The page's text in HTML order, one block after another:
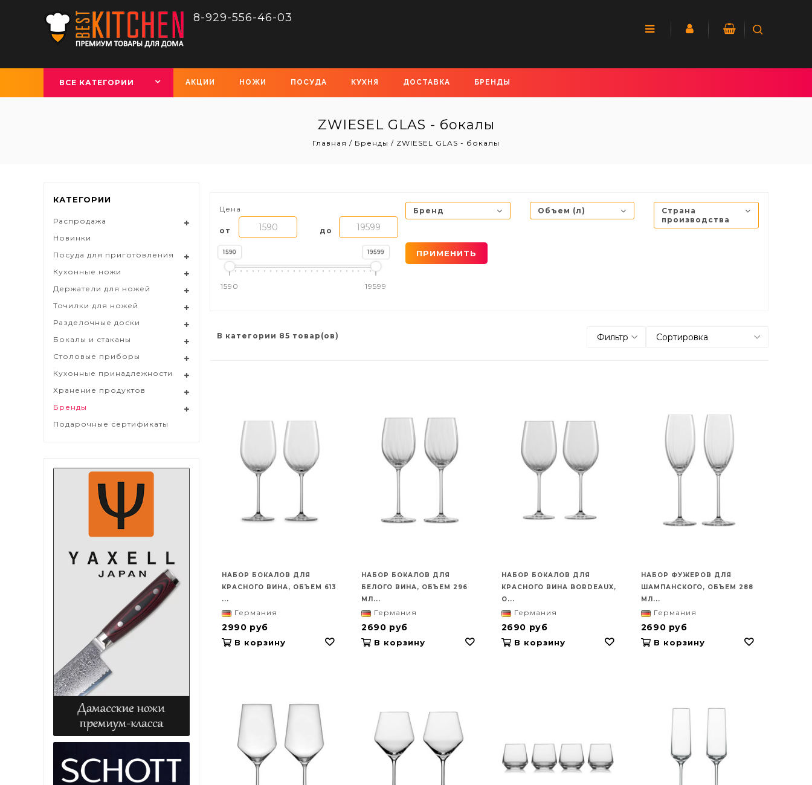
8-929-556-46-03
ВСЕ КАТЕГОРИИ АКЦИИ НОЖИ ПОСУДА КУХНЯ ДОСТАВКА БРЕНДЫ
ZWIESEL GLAS - бокалы
Главная / Бренды / ZWIESEL GLAS - бокалы
Цена
от до
1590 19599
1590 19599
Бренд Объем (л)
Страна
производства
ПРИМЕНИТЬ
В категории 85 товар(ов)
НАБОР БОКАЛОВ ДЛЯ
КРАСНОГО ВИНА, ОБЪЕМ 613
...
Германия
2990 руб
В корзину
НАБОР БОКАЛОВ ДЛЯ
БЕЛОГО ВИНА, ОБЪЕМ 296
МЛ...
Германия
2690 руб
В корзину
НАБОР БОКАЛОВ ДЛЯ
КРАСНОГО ВИНА BORDEAUX,
О...
Германия
2690 руб
В корзину
НАБОР ФУЖЕРОВ ДЛЯ
ШАМПАНСКОГО, ОБЪЕМ 288
МЛ...
Германия
2690 руб
В корзину
КАТЕГОРИИ
Распродажа
Новинки
Посуда для приготовления
Кухонные ножи
Держатели для ножей
Точилки для ножей
Разделочные доски
Бокалы и стаканы
Столовые приборы
Кухонные принадлежности
Хранение продуктов
Бренды
Подарочные сертификаты